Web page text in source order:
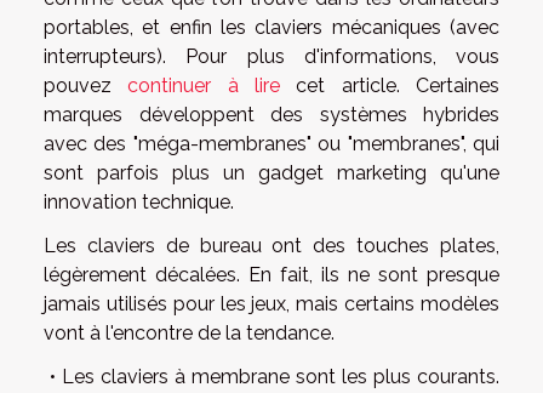
portables, et enfin les claviers mécaniques (avec
interrupteurs). Pour plus d'informations, vous
pouvezcontinuer à lire cet article. Certaines
marques développent des systèmes hybrides
avec des "méga-membranes" ou "membranes", qui
sont parfois plus un gadget marketing qu'une
innovation technique.
Les claviers de bureau ont des touches plates,
légèrement décalées. En fait, ils ne sont presque
jamais utilisés pour les jeux, mais certains modèles
vont à l'encontre de la tendance.
• Les claviers à membrane sont les plus courants.